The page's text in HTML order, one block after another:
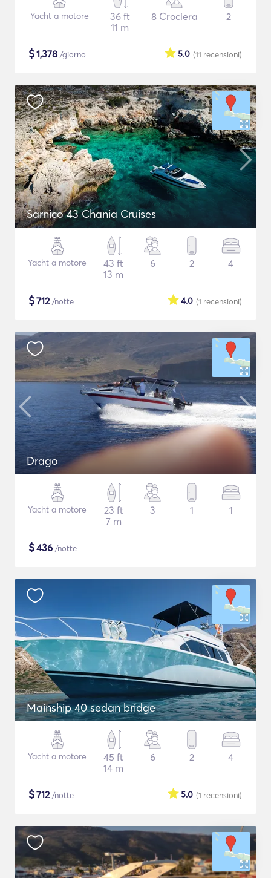
Yacht a motore
36 ft
11 m
8 Crociera 2
$1,378 /giorno (11 recensioni)
5.0
Sarnico 43 Chania Cruises
Yacht a motore
43 ft
13 m
6 2 4
$712/notte (1 recensioni)
4.0
Drago
Yacht a motore
23 ft
7 m
3 1 1
$436 /notte
Mainship 40 sedan bridge
Yacht a motore
45 ft
14 m
6 2 4
$712/notte (1 recensioni)
5.0